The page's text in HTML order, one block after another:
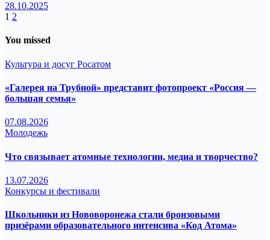
28.10.2025
Пагинация
записей
1 2
You missed
Культура и досуг Росатом
«Галерея на Трубной» представит фотопроект «Россия —
большая семья»
07.08.2026
Молодежь
Что связывает атомные технологии, медиа и творчество?
13.07.2026
Конкурсы и фестивали
Школьники из Нововоронежа стали бронзовыми
призёрами образовательного интенсива «Код Атома»